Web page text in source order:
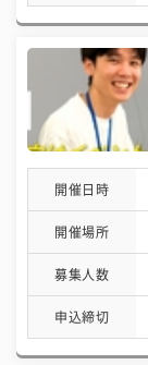
開催日時
開催場所
募集人数
申込締切